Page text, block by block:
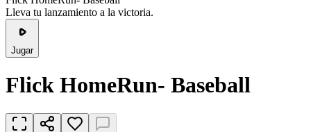
Lleva tu lanzamiento a la victoria.
Jugar
Flick HomeRun- Baseball